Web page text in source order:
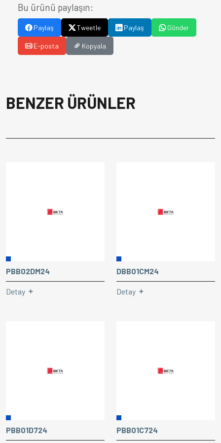
Bu ürünü paylaşın:
Paylaş Tweetle Paylaş Gönder
E-posta Kopyala
BENZER ÜRÜNLER
PBB02DM24
Detay
DBB01CM24
Detay
PBB01D724 PBB01C724